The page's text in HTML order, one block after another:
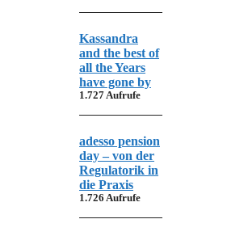
Kassandra
and the best of
all the Years
have gone by
1.727 Aufrufe
adesso pension
day – von der
Regulatorik in
die Praxis
1.726 Aufrufe